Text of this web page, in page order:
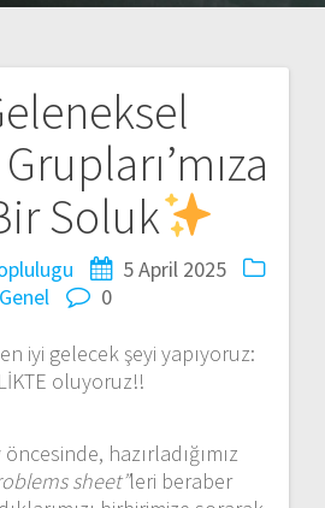
Soluk
5 April 2025
Genel
0
iyi gelecek şeyi yapıyoruz:
oluyoruz!!
hazırladığımız
sheet”leri beraber